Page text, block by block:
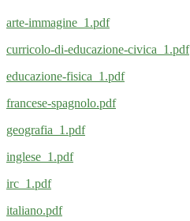
arte-immagine_1.pdf
curricolo-di-educazione-civica_1.pdf
educazione-fisica_1.pdf
francese-spagnolo.pdf
geografia_1.pdf
inglese_1.pdf
irc_1.pdf
italiano.pdf